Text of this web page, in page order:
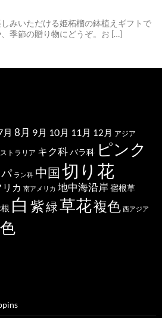
みいただける姫柘榴の鉢植えギフトで
季節の贈り物にどうぞ。お […]
月 8月 9月 10月 11月 12月 アジア
トラリア キク科バラ科 ピンク
ラン科 中国切り花
カ 南アメリカ 地中海沿岸 宿根草
白 紫緑草花複色 西アジア